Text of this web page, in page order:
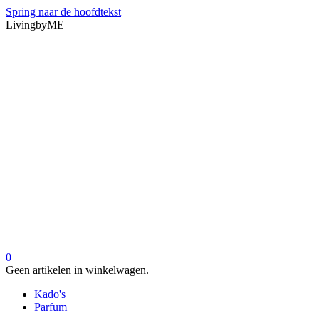
Spring naar de hoofdtekst
LivingbyME
0
Geen artikelen in winkelwagen.
Kado's
Parfum